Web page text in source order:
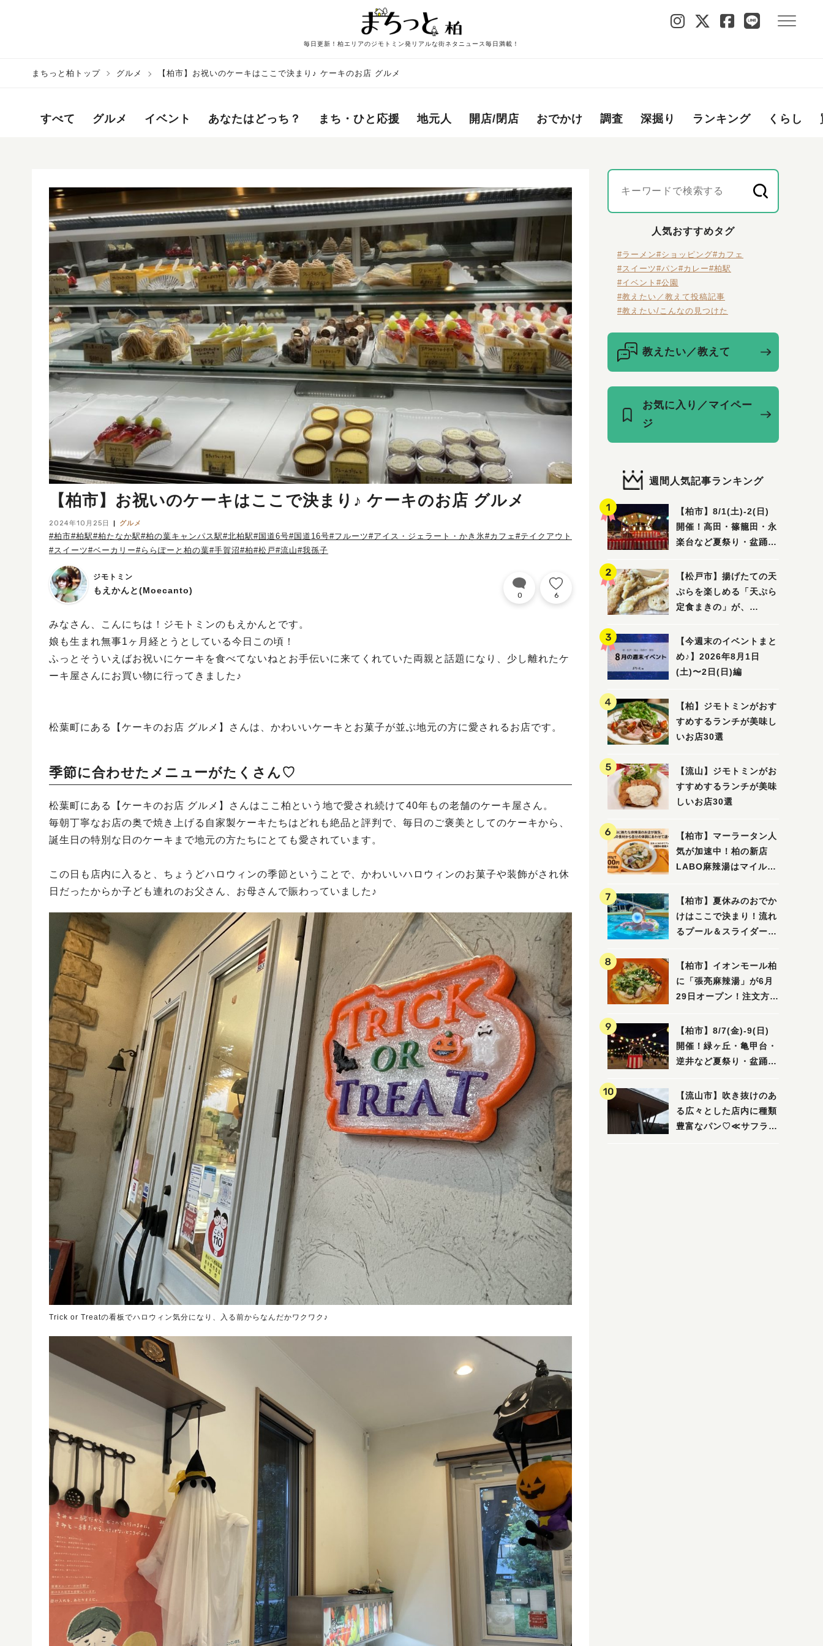
毎日更新！柏エリアのジモトミン発リアルな街ネタニュース毎日満載！
まちっと柏トップ グルメ 【柏市】お祝いのケーキはここで決まり♪ ケーキのお店 グルメ
すべて グルメ イベント あなたはどっち？ まち・ひと応援 地元人 開店/閉店 おでかけ 調査 深掘り ランキング くらし
【柏市】お祝いのケーキはここで決まり♪ ケーキのお店 グルメ
2024年10月25日 グルメ
#柏市#柏駅#柏たなか駅#柏の葉キャンパス駅#北柏駅#国道6号#国道16号#フルーツ#アイス・ジェラート・かき氷#カフェ #テイクアウト
#スイーツ#ベーカリー#ららぽーと柏の葉#手賀沼#柏#松戸#流山#我孫子
ジモトミン
もえかんと(Moecanto) 0 6
みなさん、こんにちは！ジモトミンのもえかんとです。
娘も生まれ無事1ヶ月経とうとしている今日この頃！
ふっとそういえばお祝いにケーキを食べてないねとお手伝いに来てくれていた両親と話題になり、少し離れたケ
ーキ屋さんにお買い物に行ってきました♪
松葉町にある【ケーキのお店 グルメ】さんは、かわいいケーキとお菓子が並ぶ地元の方に愛されるお店です。
季節に合わせたメニューがたくさん♡
松葉町にある【ケーキのお店 グルメ】さんはここ柏という地で愛され続けて40年もの老舗のケーキ屋さん。
毎朝丁寧なお店の奥で焼き上げる自家製ケーキたちはどれも絶品と評判で、毎日のご褒美としてのケーキから、
誕生日の特別な日のケーキまで地元の方たちにとても愛されています。
この日も店内に入ると、ちょうどハロウィンの季節ということで、かわいいハロウィンのお菓子や装飾がされ休
日だったからか子ども連れのお父さん、お母さんで賑わっていました♪
Trick or Treatの看板でハロウィン気分になり、入る前からなんだかワクワク♪
人気おすすめタグ
#ラーメン#ショッピング#カフェ
#スイーツ#パン#カレー#柏駅
#イベント #公園
#教えたい／教えて投稿記事
#教えたい/こんなの見つけた
教えたい／教えて
お気に入り／マイペー
ジ
週間人気記事ランキング
【柏市】8/1(土)‐2(日)
開催！高田・篠籠田・永
楽台など夏祭り・盆踊り
【松戸市】揚げたての天
ぷらを楽しめる「天ぷら
定食まきの」が、
【今週末のイベントまと
め♪】2026年8月1日
(土)〜2日(日)編
【柏】ジモトミンがおす
すめするランチが美味し
いお店30選
【流山】ジモトミンがお
すすめするランチが美味
しいお店30選
【柏市】マーラータン人
気が加速中！柏の新店
LABO麻辣湯はマイルド
【柏市】夏休みのおでか
けはここで決まり！流れ
るプール＆スライダーに
ル」を親子で満喫してき
ました！
【柏市】イオンモール柏
に「張亮麻辣湯」が6月
29日オープン！注文方法
ビュー
【柏市】8/7(金)‐9(日)
開催！緑ヶ丘・亀甲台・
逆井など夏祭り・盆踊り
【流山市】吹き抜けのあ
る広々とした店内に種類
豊富なパン♡≪サフラン